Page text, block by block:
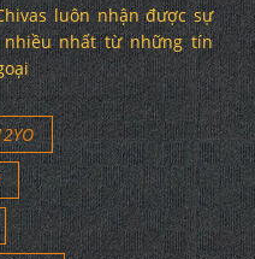
luôn nhận được sự
nhất từ những tín